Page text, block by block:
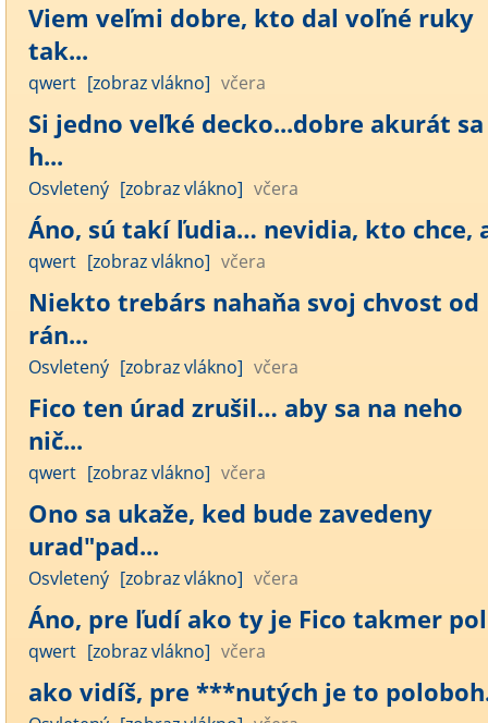
Viem veľmi dobre, kto dal voľné ruky
tak...
qwert [zobraz vlákno] včera
Si jedno veľké decko...dobre akurát sa
h...
Osvletený [zobraz vlákno] včera
Áno, sú takí ľudia… nevidia, kto chce,
qwert [zobraz vlákno] včera
Niekto trebárs nahaňa svoj chvost od
rán...
Osvletený [zobraz vlákno] včera
Fico ten úrad zrušil… aby sa na neho
nič...
qwert [zobraz vlákno] včera
Ono sa ukaže, ked bude zavedeny
urad"pad...
Osvletený [zobraz vlákno] včera
Áno, pre ľudí ako ty je Fico takmer
qwert [zobraz vlákno] včera
ako vidíš, pre ***nutých je to